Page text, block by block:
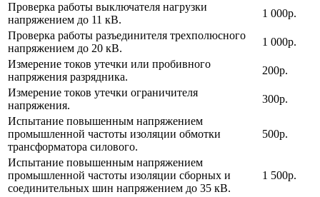
Проверка работы выключателя нагрузки
напряжением до 11 кВ.
1 000р.
Проверка работы разъединителя трехполюсного
напряжением до 20 кВ.
1 000р.
Измерение токов утечки или пробивного
напряжения разрядника.
200р.
Измерение токов утечки ограничителя
напряжения.
300р.
Испытание повышенным напряжением
промышленной частоты изоляции обмотки
трансформатора силового.
500р.
Испытание повышенным напряжением
промышленной частоты изоляции сборных и
соединительных шин напряжением до 35 кВ.
1 500р.